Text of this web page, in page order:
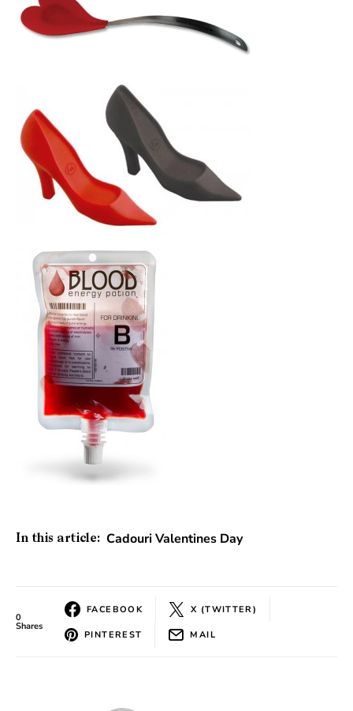
In this article: Cadouri Valentines Day
0
Shares
FACEBOOK X (TWITTER)
PINTEREST MAIL